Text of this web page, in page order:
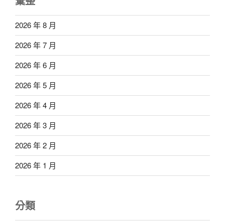
2026 年 8 月
2026 年 7 月
2026 年 6 月
2026 年 5 月
2026 年 4 月
2026 年 3 月
2026 年 2 月
2026 年 1 月
分類